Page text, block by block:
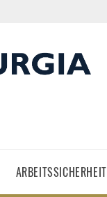
ARBEITSSICHERHEIT